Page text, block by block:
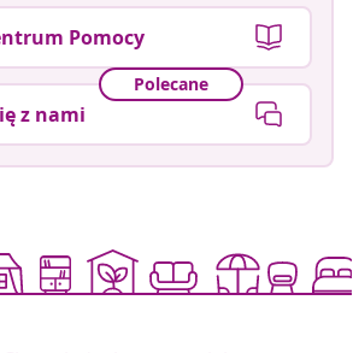
Pomocy
Polecane
z nami